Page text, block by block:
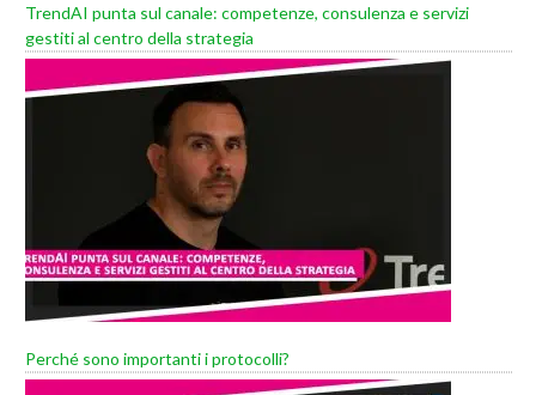
TrendAI punta sul canale: competenze, consulenza e servizi
gestiti al centro della strategia
Perché sono importanti i protocolli?